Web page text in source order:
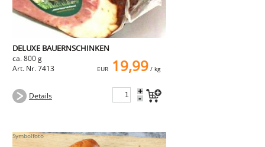
DELUXE BAUERNSCHINKEN
ca. 800 g
Art. Nr. 7413
EUR 19,99/ kg
Details +
-